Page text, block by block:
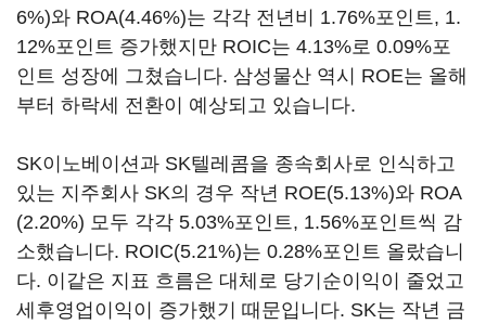
6%)와 ROA(4.46%)는 각각 전년비 1.76%포인트, 1.
12%포인트 증가했지만 ROIC는 4.13%로 0.09%포
인트 성장에 그쳤습니다. 삼성물산 역시 ROE는 올해
부터 하락세 전환이 예상되고 있습니다.
SK이노베이션과 SK텔레콤을 종속회사로 인식하고
있는 지주회사 SK의 경우 작년 ROE(5.13%)와 ROA
(2.20%) 모두 각각 5.03%포인트, 1.56%포인트씩 감
소했습니다. ROIC(5.21%)는 0.28%포인트 올랐습니
다. 이같은 지표 흐름은 대체로 당기순이익이 줄었고
세후영업이익이 증가했기 때문입니다. SK는 작년 금